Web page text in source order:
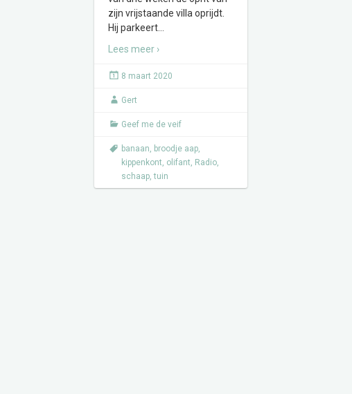
zijn vrijstaande villa oprijdt.
Hij parkeert
Lees meer ›
8 maart 2020
Gert
Geef me de veif
banaan, broodje aap,
kippenkont, olifant, Radio,
schaap,tuin